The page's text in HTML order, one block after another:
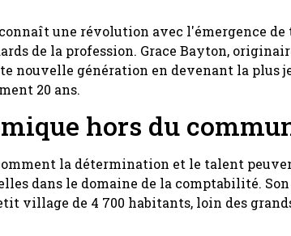
une révolution avec l'émergence de
de la profession. Grace Bayton,
nouvelle génération en devenant la plus
20 ans.
hors du
la détermination et le talent
dans le domaine de la comptabilité.
village de 4 700 habitants, loin des